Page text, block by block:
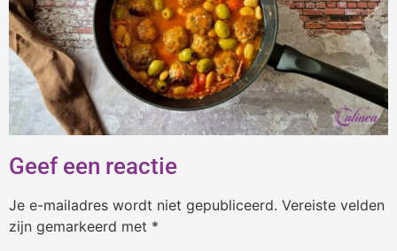
Geef een reactie
Je e-mailadres wordt niet gepubliceerd. Vereiste velden
zijn gemarkeerd met *